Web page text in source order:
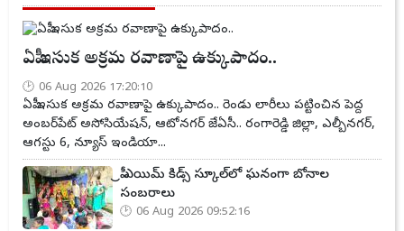
ఏపీ ఇసుక అక్రమ రవాణాపై ఉక్కుపాదం..
06 Aug 2026 17:20:10
ఏపీ ఇసుక అక్రమ రవాణాపై ఉక్కుపాదం.. రెండు లారీలు పట్టించిన పెద్ద
అంబర్‌పేట్ అసోసియేషన్, ఆటోనగర్ జేఏసీ.. రంగారెడ్డి జిల్లా, ఎల్బీనగర్,
ఆగస్టు 6, న్యూస్ ఇండియా...
ప్రీ ఎయిమ్ కిడ్స్ స్కూల్‌లో ఘనంగా బోనాల
సంబరాలు
06 Aug 2026 09:52:16